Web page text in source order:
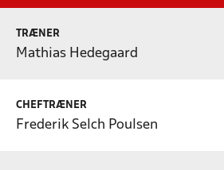
TRÆNER
Mathias Hedegaard
CHEFTRÆNER
Frederik Selch Poulsen